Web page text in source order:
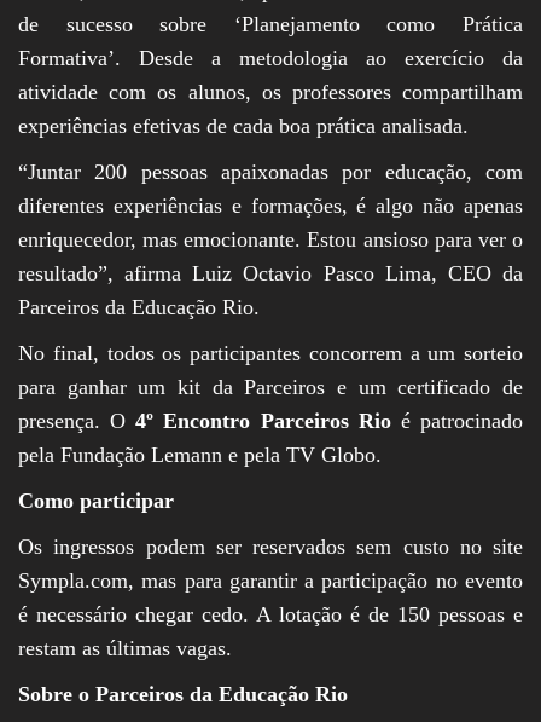
de sucesso sobre ‘Planejamento como Prática
Formativa’. Desde a metodologia ao exercício da
atividade com os alunos, os professores compartilham
experiências efetivas de cada boa prática analisada.
“Juntar 200 pessoas apaixonadas por educação, com
diferentes experiências e formações, é algo não apenas
enriquecedor, mas emocionante. Estou ansioso para ver o
resultado”, afirma Luiz Octavio Pasco Lima, CEO da
Parceiros da Educação Rio.
No final, todos os participantes concorrem a um sorteio
para ganhar um kit da Parceiros e um certificado de
presença. O4º Encontro Parceiros Rioé patrocinado
pela Fundação Lemann e pela TV Globo.
Como participar
Os ingressos podem ser reservados sem custo no site
Sympla.com, mas para garantir a participação no evento
é necessário chegar cedo. A lotação é de 150 pessoas e
restam as últimas vagas.
Sobre o Parceiros da Educação Rio